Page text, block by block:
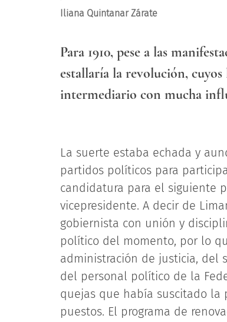
Iliana Quintanar Zárate
Para 1910, pese a las
estallaría la revolución,
intermediario con mucha
La suerte estaba echada y
partidos políticos para
candidatura para el siguiente
vicepresidente. A decir de
gobiernista con unión y
político del momento, por lo
administración de justicia, del
del personal político de la
quejas que había suscitado la
puestos. El programa de